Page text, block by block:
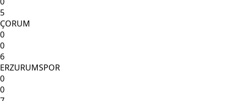
5
ÇORUM
0
0
6
ERZURUMSPOR
0
0